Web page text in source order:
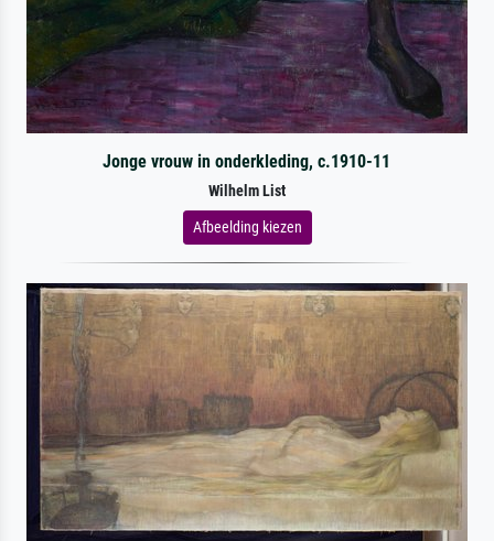
Jonge vrouw in onderkleding, c.1910-11
Wilhelm List
Afbeelding kiezen